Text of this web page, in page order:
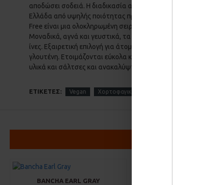
αποδώσει σοδειά. Η διαδικασία αυτή είναι απαραίτητη
Ελλάδα από υψηλής ποιότητας πρώτες ύλες, όπως το
Free είναι μια ολοκληρωμένη σειρά ζυμαρικών χωρίς
Μοναδικά, αγνά και γευστικά, τα ζυμαρικά ΝΙΑΜΑ είναι
ίνες. Εξαιρετική επιλογή για άτομα με δυσανεξία στη
γλουτένη. Ετοιμάζονται εύκολα και γρήγορα, καθώς
υλικά και σάλτσες και ανακαλύψτε τη γεύση της απόλαυσης
ΕΤΙΚΈΤΕΣ: Vegan Χορτοφαγικά
BANCHA EARL GRAY